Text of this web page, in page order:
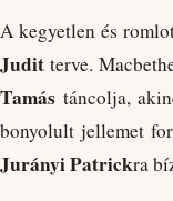
A kegyetlen és
Judit terve.
Tamás táncolja,
bonyolult jellemet
Jurányi Patrickra